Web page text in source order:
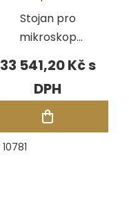
Stojan pro
mikroskop
Acrobat Classic
33 541,20 Kč
10781